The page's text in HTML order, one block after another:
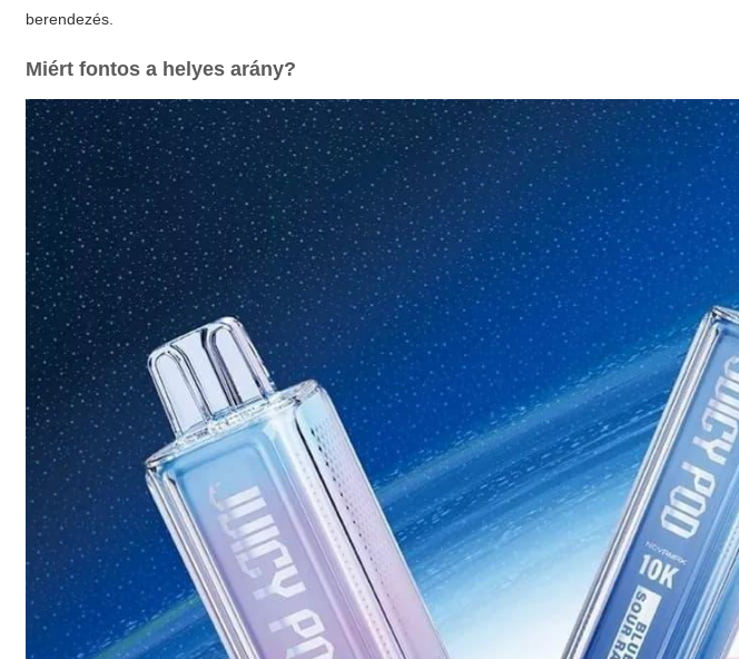
berendezés.
Miért fontos a helyes arány?